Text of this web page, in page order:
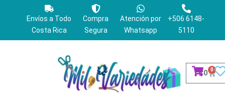
contenido
Envíos a Todo
Costa Rica
Compra
Segura
Atención por
Whatsapp
+506 6148-
5110
₡0 0
Cart